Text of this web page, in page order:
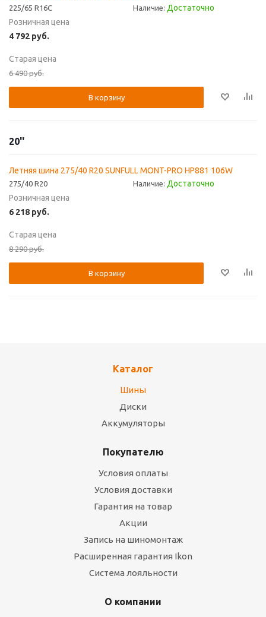
225/65 R16C Наличие: Достаточно
Розничная цена
4 792 руб.
Старая цена
6 490руб.
В корзину
20''
Летняя шина 275/40 R20 SUNFULL MONT-PRO HP881 106W
275/40 R20 Наличие: Достаточно
Розничная цена
6 218 руб.
Старая цена
8 290руб.
В корзину
Каталог
Шины
Диски
Аккумуляторы
Покупателю
Условия оплаты
Условия доставки
Гарантия на товар
Акции
Запись на шиномонтаж
Расширенная гарантия Ikon
Система лояльности
О компании